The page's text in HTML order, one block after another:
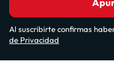
Al suscribirte confirmas
de Privacidad